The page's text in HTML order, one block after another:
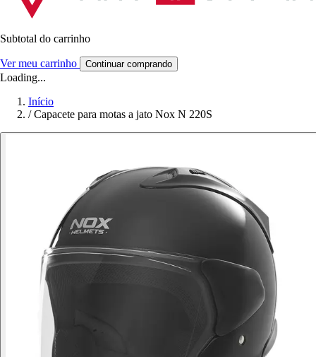
Subtotal do carrinho
Ver meu carrinho Continuar comprando
Loading...
Início
/ Capacete para motas a jato Nox N 220S